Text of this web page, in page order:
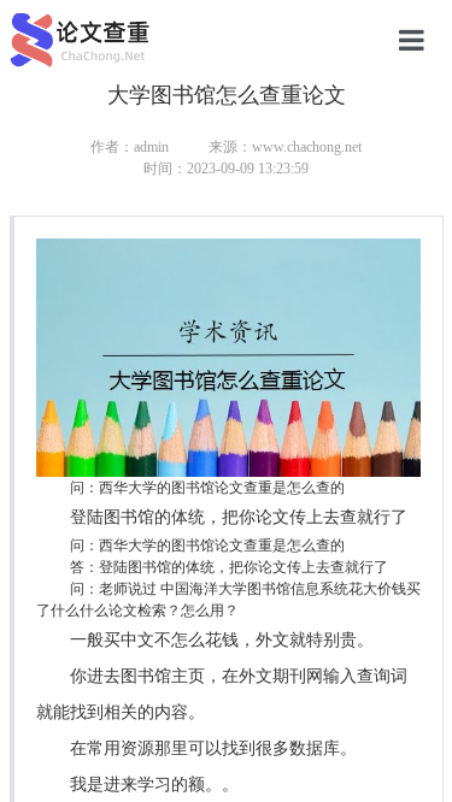
博士论文
大学图书馆怎么查重论文
作者：admin
来源：www.chachong.net
时间：2023-09-09 13:23:59
问：西华大学的图书馆论文查重是怎么查的
登陆图书馆的体统，把你论文传上去查就行了
问：西华大学的图书馆论文查重是怎么查的
答：登陆图书馆的体统，把你论文传上去查就行了
问：老师说过 中国海洋大学图书馆信息系统花大价钱买
了什么什么论文检索？怎么用？
一般买中文不怎么花钱，外文就特别贵。
你进去图书馆主页，在外文期刊网输入查询词
就能找到相关的内容。
在常用资源那里可以找到很多数据库。
我是进来学习的额。。